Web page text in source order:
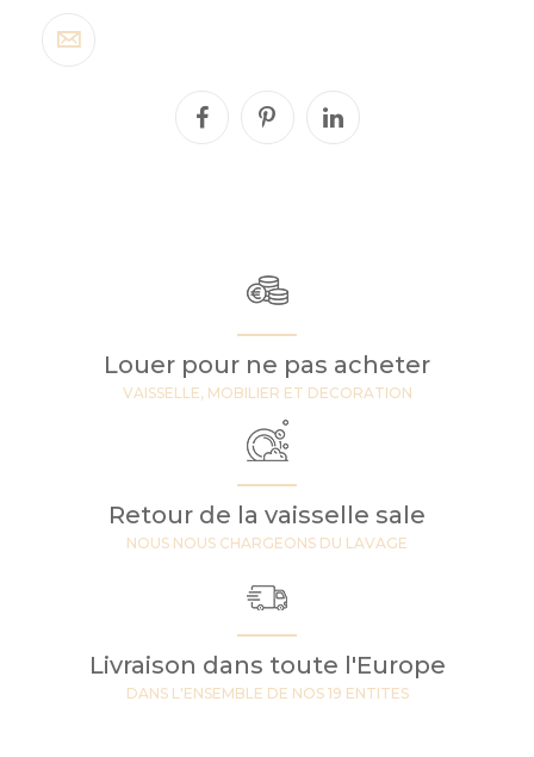
Louer pour ne pas acheter
VAISSELLE, MOBILIER ET DECORATION
Retour de la vaisselle sale
NOUS NOUS CHARGEONS DU LAVAGE
Livraison dans toute l'Europe
DANS L'ENSEMBLE DE NOS 19 ENTITES